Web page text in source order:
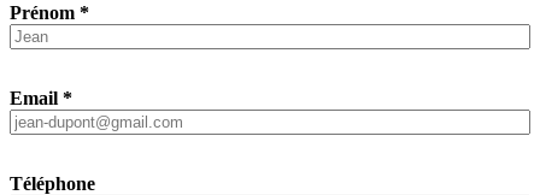
Prénom *
Email *
Téléphone